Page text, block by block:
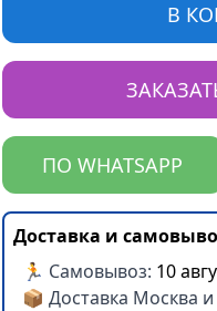
В
ПО WHATSAPP
Доставка и
🏃 Самовывоз: 10
📦 Доставка Москва